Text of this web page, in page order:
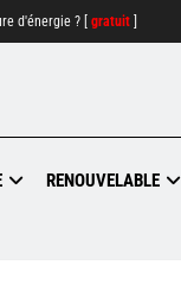
d'énergie ? [ gratuit
RENOUVELABLE